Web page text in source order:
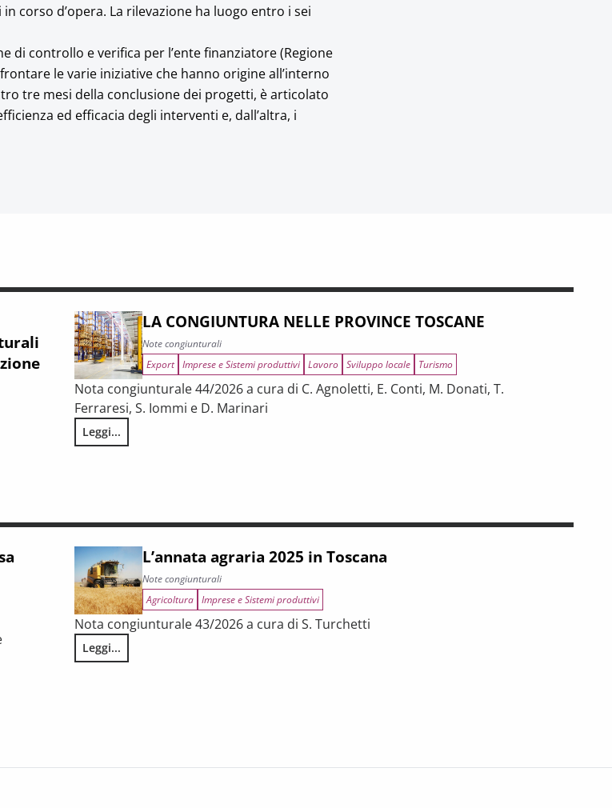
corso d’opera. La rilevazione ha luogo entro i sei
di controllo e verifica per l’ente finanziatore (Regione
le varie iniziative che hanno origine all’interno
tre mesi della conclusione dei progetti, è articolato
ed efficacia degli interventi e, dall’altra, i
strutturali del procurement pubblico tra riforme, digitalizzazione e modelli organizzativi
LA CONGIUNTURA NELLE PROVINCE TOSCANE
Note congiunturali
Export Imprese e Sistemi produttivi Lavoro Sviluppo locale Turismo
Nota congiunturale 44/2026 a cura di C. Agnoletti, E. Conti, M. Donati, T.
Ferraresi, S. Iommi e D. Marinari
Leggi...
LA CONGIUNTURA NELLE PROVINCE TOSCANE
L’annata agraria 2025 in Toscana
Note congiunturali
Agricoltura Imprese e Sistemi produttivi
Nota congiunturale 43/2026 a cura di S. Turchetti
Leggi...
L’annata agraria 2025 in Toscana